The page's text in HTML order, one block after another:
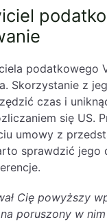
podatkowego
Skorzystanie z
czas i
się US.
umowy z
sprawdzić jego
Cię powyższy
poruszony w